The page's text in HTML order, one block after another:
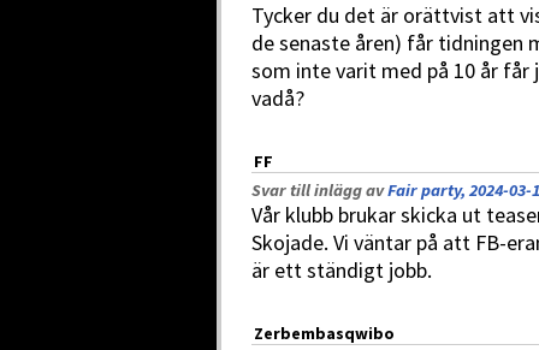
Tycker du det är orättvist att
de senaste åren) får tidningen
som inte varit med på 10 år får
vadå?
FF
Svar till inlägg avFair party, 2024-03-
Vår klubb brukar skicka ut
Skojade. Vi väntar på att FB-
är ett ständigt jobb.
Zerbembasqwibo